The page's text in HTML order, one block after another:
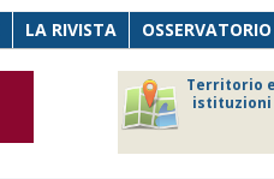
LA RIVISTA OSSERVATORIO
Territorio e
istituzioni